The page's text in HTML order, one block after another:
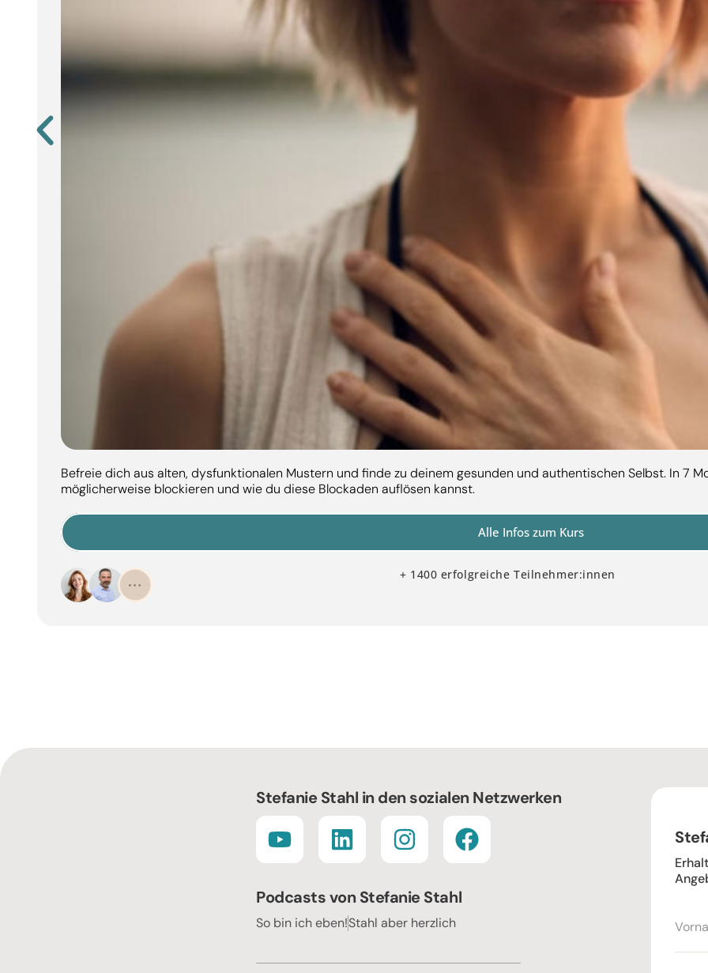
Befreie dich aus alten, dysfunktionalen Mustern und finde zu deinem gesunden und authentischen Selbst. In 7
möglicherweise blockieren und wie du diese Blockaden auflösen kannst.
Alle Infos zum Kurs
+ 1400 erfolgreiche Teilnehmer:innen
Stefanie Stahl in den sozialen Netzwerken
Podcasts von Stefanie Stahl
So bin ich eben!Stahl aber herzlich